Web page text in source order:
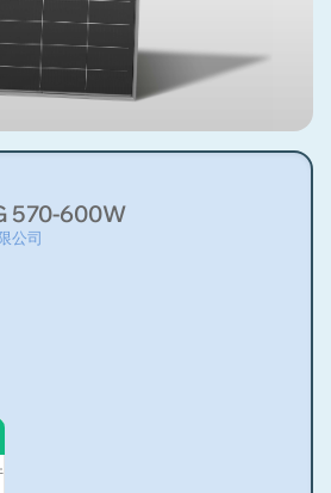
570-600W
公司